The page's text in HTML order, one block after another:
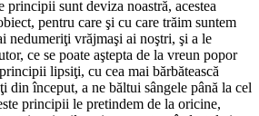
principii sunt deviza noastră, acestea
pentru care şi cu care trăim suntem
nedumeriţi vrăjmaşi ai noştri, şi a le
ce se poate aştepta de la vreun popor
lipsiţi, cu cea mai bărbătească
din început, a ne băltui sângele până la cel
principii le pretindem de la oricine,